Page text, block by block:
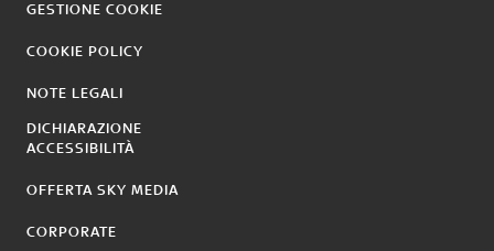
GESTIONE COOKIE
COOKIE POLICY
NOTE LEGALI
DICHIARAZIONE
ACCESSIBILITÀ
OFFERTA SKY MEDIA
CORPORATE